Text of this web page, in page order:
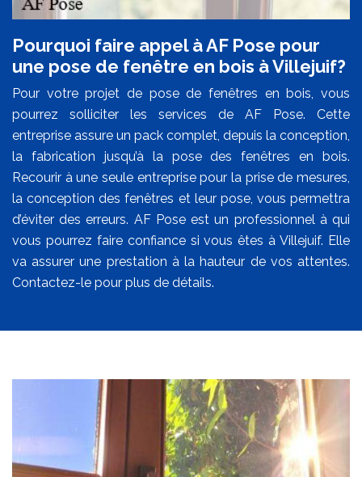
Pourquoi faire appel à AF Pose pour
une pose de fenêtre en bois à Villejuif?
Pour votre projet de pose de fenêtres en bois, vous
pourrez solliciter les services de AF Pose. Cette
entreprise assure un pack complet, depuis la conception,
la fabrication jusqu’à la pose des fenêtres en bois.
Recourir à une seule entreprise pour la prise de mesures,
la conception des fenêtres et leur pose, vous permettra
d’éviter des erreurs. AF Pose est un professionnel à qui
vous pourrez faire confiance si vous êtes à Villejuif. Elle
va assurer une prestation à la hauteur de vos attentes.
Contactez-le pour plus de détails.